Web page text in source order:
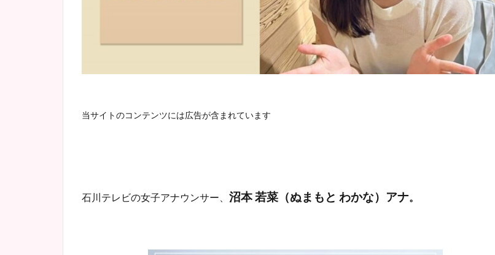
当サイトのコンテンツには広告が含まれています
石川テレビの女子アナウンサー、 沼本 若菜（ぬまもと わかな）アナ。